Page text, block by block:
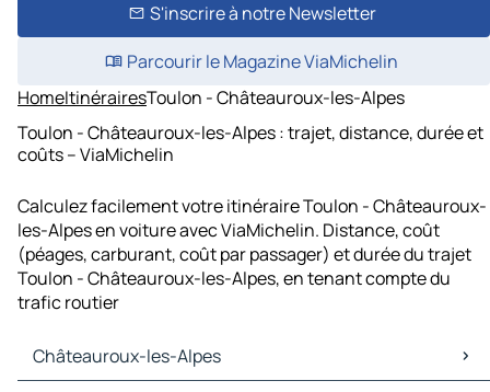
S'inscrire à notre Newsletter
Parcourir le Magazine ViaMichelin
HomeItinérairesToulon - Châteauroux-les-Alpes
Toulon - Châteauroux-les-Alpes : trajet, distance, durée et
coûts – ViaMichelin
Calculez facilement votre itinéraire Toulon - Châteauroux-
les-Alpes en voiture avec ViaMichelin. Distance, coût
(péages, carburant, coût par passager) et durée du trajet
Toulon - Châteauroux-les-Alpes, en tenant compte du
trafic routier
Châteauroux-les-Alpes